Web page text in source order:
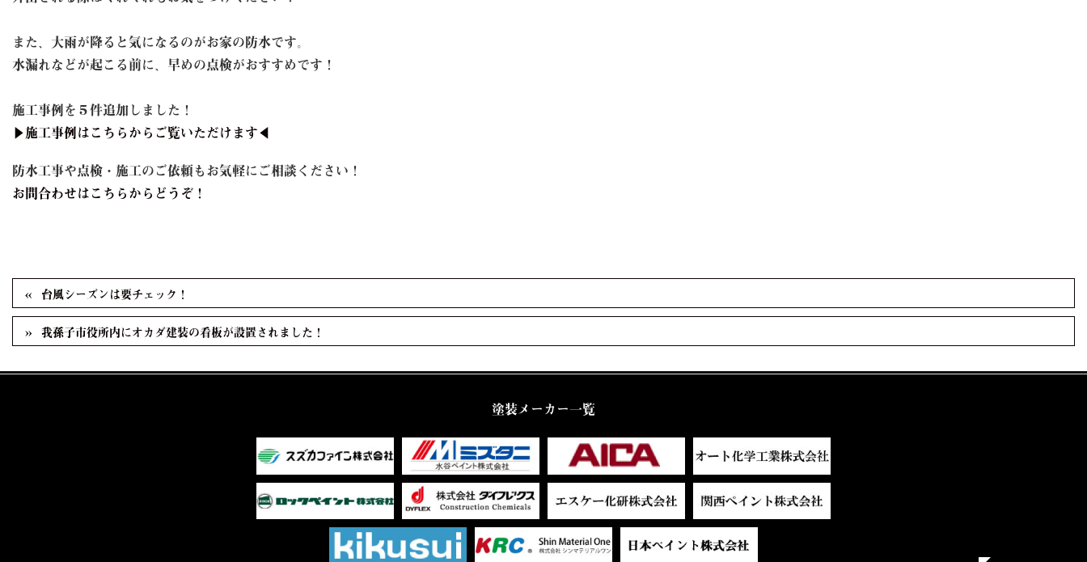
また、大雨が降ると気になるのがお家の防水です。
水漏れなどが起こる前に、早めの点検がおすすめです！
施工事例を５件追加しました！
▶施工事例はこちらからご覧いただけます◀
防水工事や点検・施工のご依頼もお気軽にご相談ください！
お問合わせはこちらからどうぞ！
台風シーズンは要チェック！
我孫子市役所内にオカダ建装の看板が設置されました！
塗装メーカー一覧